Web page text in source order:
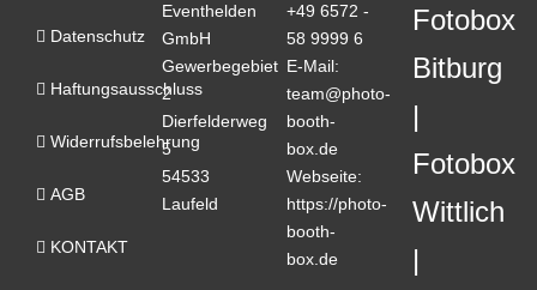
Datenschutz
Haftungsausschluss
Widerrufsbelehrung
AGB
KONTAKT
Eventhelden
GmbH
Gewerbegebiet
2
Dierfelderweg
5
54533
Laufeld
+49 6572 -
58 9999 6
E-Mail:
team@photo-
booth-
box.de
Webseite:
https://photo-
booth-
box.de
Fotobox
Bitburg
Fotobox
Wittlich